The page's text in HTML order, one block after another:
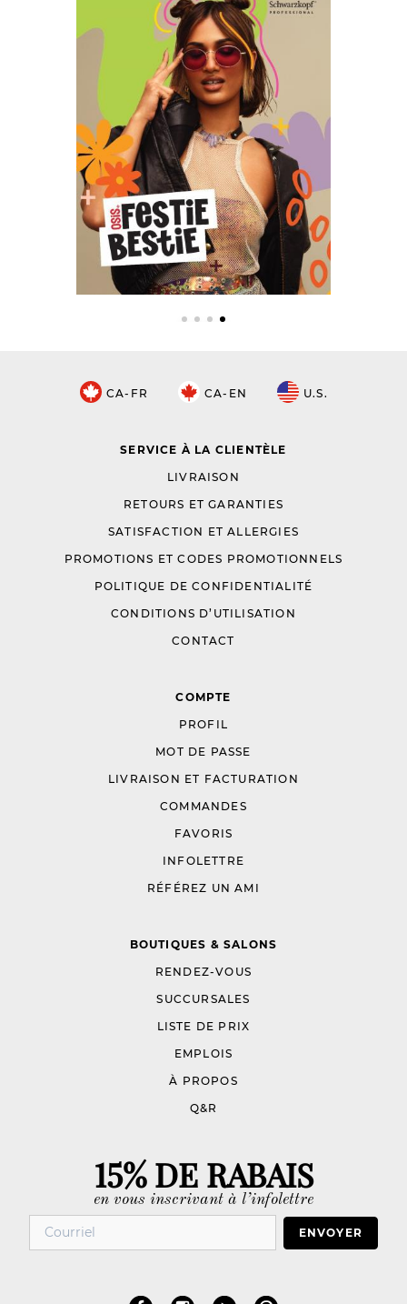
CA-FR CA-EN U.S.
SERVICE À LA CLIENTÈLE
LIVRAISON
RETOURS ET GARANTIES
SATISFACTION ET ALLERGIES
PROMOTIONS ET CODES PROMOTIONNELS
POLITIQUE DE CONFIDENTIALITÉ
CONDITIONS D’UTILISATION
CONTACT
COMPTE
PROFIL
MOT DE PASSE
LIVRAISON ET FACTURATION
COMMANDES
FAVORIS
INFOLETTRE
RÉFÉREZ UN AMI
BOUTIQUES & SALONS
RENDEZ-VOUS
SUCCURSALES
LISTE DE PRIX
EMPLOIS
À PROPOS
Q&R
15% DE RABAIS
en vous inscrivant à l’infolettre
ENVOYER